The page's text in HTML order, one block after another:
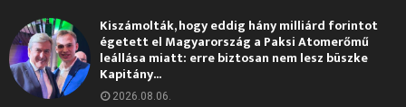
Kiszámolták, hogy eddig hány milliárd forintot
égetett el Magyarország a Paksi Atomerőmű
leállása miatt: erre biztosan nem lesz büszke
Kapitány...
2026.08.06.